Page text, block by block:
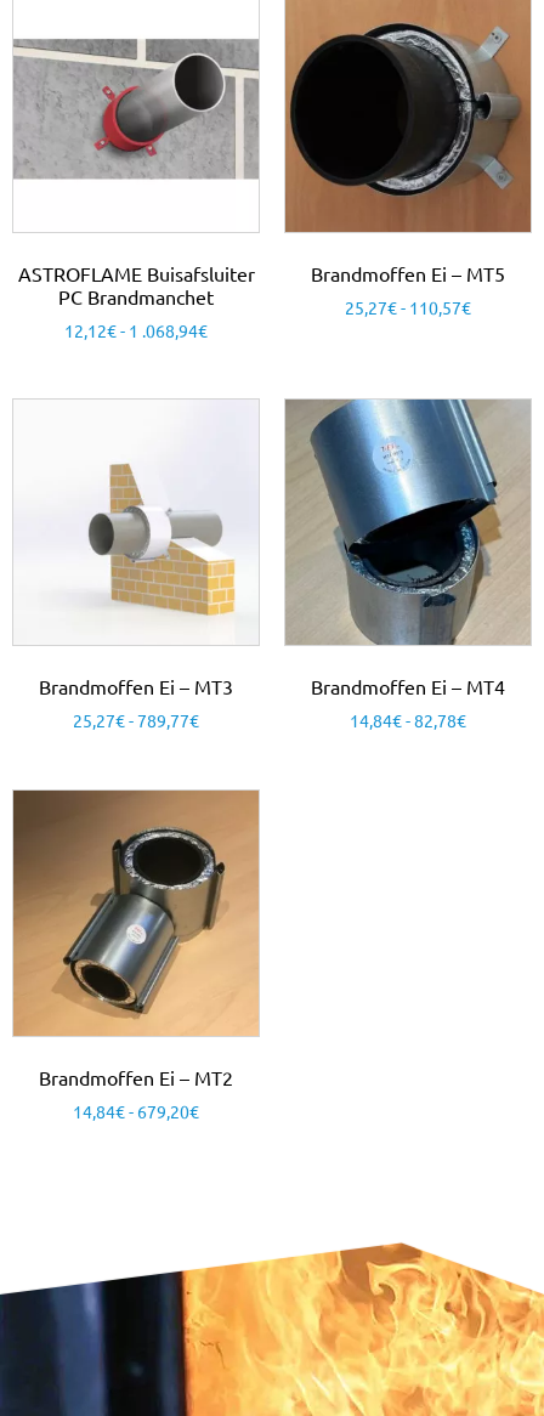
ASTROFLAME Buisafsluiter
PC Brandmanchet
12,12€- 1 .068,94€
Brandmoffen Ei – MT5
25,27€- 110,57€
Brandmoffen Ei – MT3
25,27€-789,77€
Brandmoffen Ei – MT4
14,84€-82,78€
Brandmoffen Ei – MT2
14,84€- 679,20€